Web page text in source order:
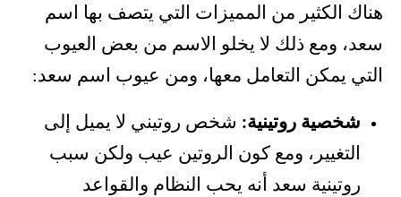
هناك الكثير من المميزات التي يتصف بها اسم
سعد، ومع ذلك لا يخلو الاسم من بعض العيوب
التي يمكن التعامل معها، ومن عيوب اسم سعد:
شخصية روتينية: شخص روتيني لا يميل إلى
التغيير، ومع كون الروتين عيب ولكن سبب
روتينية سعد أنه يحب النظام والقواعد